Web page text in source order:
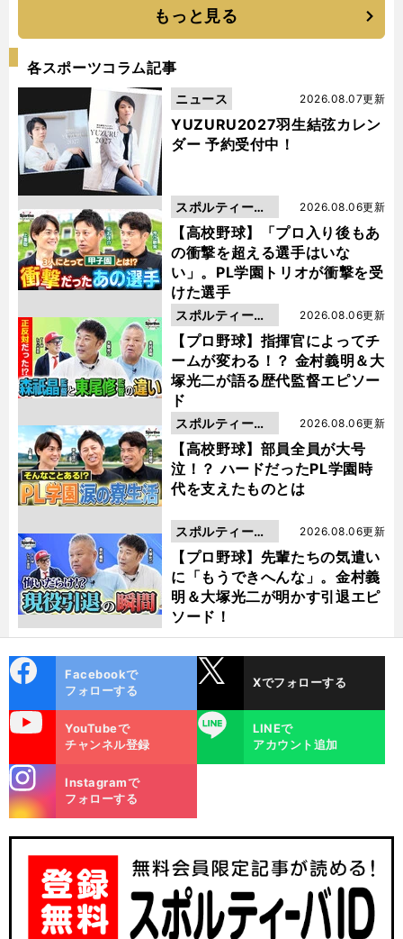
もっと見る
各スポーツコラム記事
YUZURU2027羽生結弦カレン
ダー 予約受付中！
2026.08.07更新
ニュース
【高校野球】「プロ入り後もあ
の衝撃を超える選手はいな
い」。PL学園トリオが衝撃を受
けた選手
2026.08.06更新
スポルティーバ
動画
【プロ野球】指揮官によってチ
ームが変わる！？ 金村義明＆大
塚光二が語る歴代監督エピソー
ド
2026.08.06更新
スポルティーバ
動画
【高校野球】部員全員が大号
泣！？ ハードだったPL学園時
代を支えたものとは
2026.08.06更新
スポルティーバ
動画
【プロ野球】先輩たちの気遣い
に「もうできへんな」。金村義
明＆大塚光二が明かす引退エピ
ソード！
2026.08.06更新
スポルティーバ
動画
ok
Facebookで
フォローする
Xでフォローする
YouTubeで
チャンネル登録
LINE
LINEで
アカウント追加
m
Instagramで
フォローする